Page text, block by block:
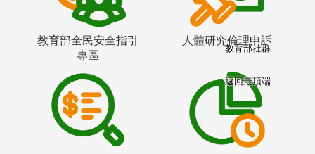
教育部全民安全指引
專區
人體研究倫理申訴
教育部社群
返回最頂端